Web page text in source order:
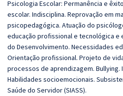
Psicologia Escolar: Permanência e
escolar. Indisciplina. Reprovação em
psicopedagógica. Atuação do
educação profissional e tecnológica e
do Desenvolvimento. Necessidades
Orientação profissional. Projeto de
processos de aprendizagem. Bullying.
Habilidades socioemocionais.
Saúde do Servidor (SIASS).